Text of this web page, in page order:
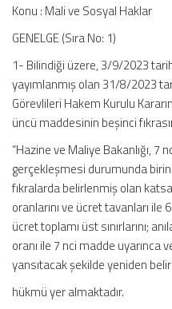
Konu : Mali ve Sosyal Haklar
GENELGE (Sıra No: 1)
1- Bilindiği üzere, 3/9/2023
yayımlanmış olan 31/8/2023
Görevlileri Hakem Kurulu
üncü maddesinin beşinci
“Hazine ve Maliye Bakanlığı,
gerçekleşmesi durumunda
fıkralarda belirlenmiş olan
oranlarını ve ücret tavanları
ücret toplamı üst sınırlarını;
oranı ile 7 nci madde uyarınca
yansıtacak şekilde yeniden
hükmü yer almaktadır.